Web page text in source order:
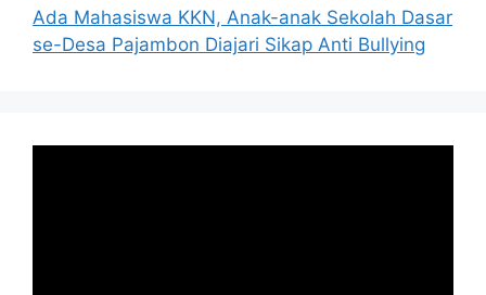
Ada Mahasiswa KKN, Anak-anak Sekolah Dasar
se-Desa Pajambon Diajari Sikap Anti Bullying